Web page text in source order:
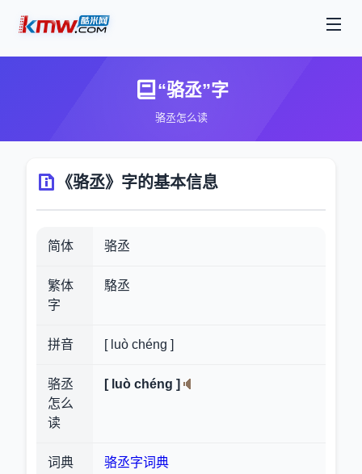
“骆丞”字
骆丞怎么读
《骆丞》字的基本信息
简体 骆丞
繁体
字
駱丞
拼音 [ luò chéng ]
骆丞
怎么
读
[ luò chéng ]
词典 骆丞字词典